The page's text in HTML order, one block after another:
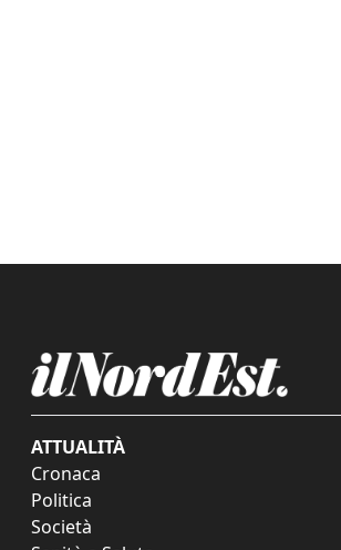
ATTUALITÀ
Cronaca
Politica
Società